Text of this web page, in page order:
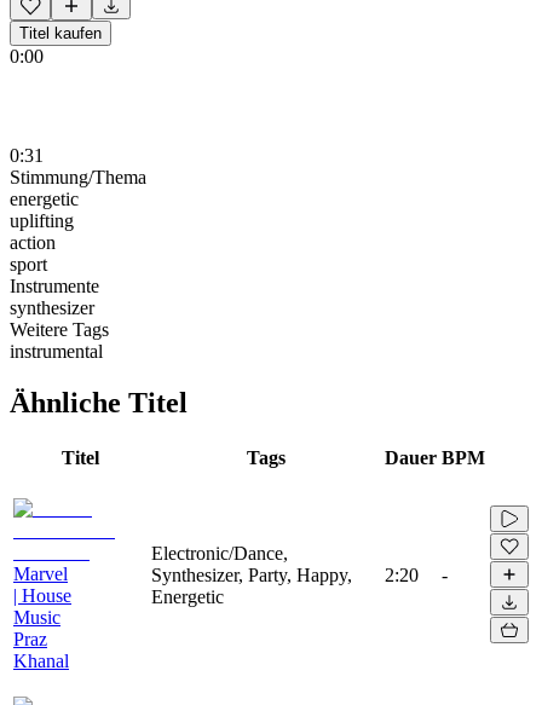
Titel kaufen
0:00
0:31
Stimmung/Thema
energetic
uplifting
action
sport
Instrumente
synthesizer
Weitere Tags
instrumental
Ähnliche Titel
Titel Tags Dauer BPM
Marvel
| House
Music
Praz
Khanal
Electronic/Dance,
Synthesizer, Party, Happy,
Energetic
2:20 -